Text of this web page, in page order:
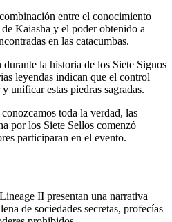
entre el conocimiento
Kaiasha y el poder obtenido a
en las catacumbas.
la historia de los Siete Signos
leyendas indican que el control
unificar estas piedras sagradas.
toda la verdad, las
por los Siete Sellos comenzó
participaran en el evento.
II presentan una narrativa
de sociedades secretas, profecías